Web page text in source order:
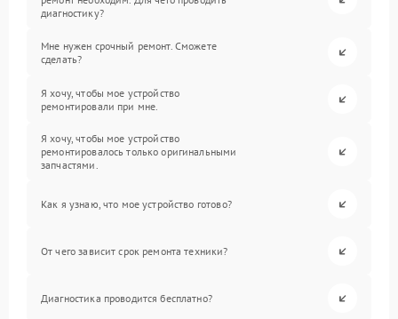
диагностику?
Мне нужен срочный ремонт. Сможете
сделать?
Я хочу, чтобы мое устройство
ремонтировали при мне.
Я хочу, чтобы мое устройство
ремонтировалось только оригинальными
запчастями.
Как я узнаю, что мое устройство готово?
От чего зависит срок ремонта техники?
Диагностика проводится бесплатно?